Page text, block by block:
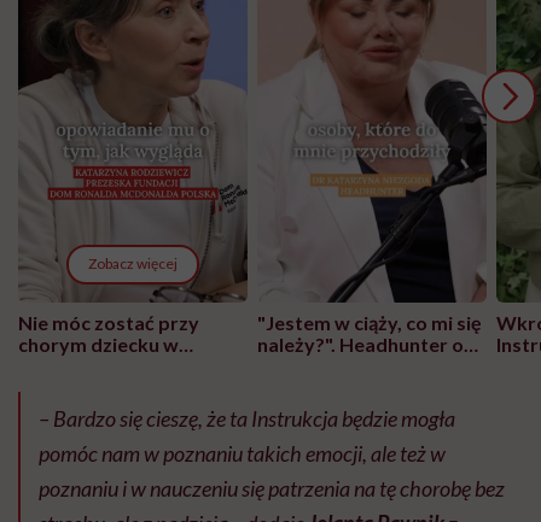
Zobacz więcej
Nie móc zostać przy
chorym dziecku w
"Przeszkadzać w tym
może chyba tylko
głupota i brak
wyobraźni"
"Jestem w ciąży, co mi się
należy?". Headhunter o
pracy
– Bardzo się cieszę, że ta Instrukcja będzie mogła
pomóc nam w poznaniu takich emocji, ale też w
poznaniu i w nauczeniu się patrzenia na tę chorobę bez